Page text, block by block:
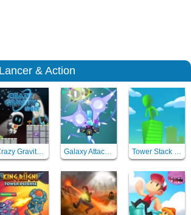
& Action
Crazy Gravity Space Galaxy Attack Virus Shooter Tower Stack Slip